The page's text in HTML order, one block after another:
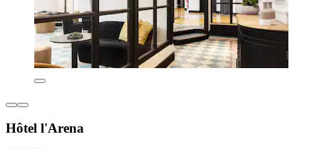
Hôtel l'Arena